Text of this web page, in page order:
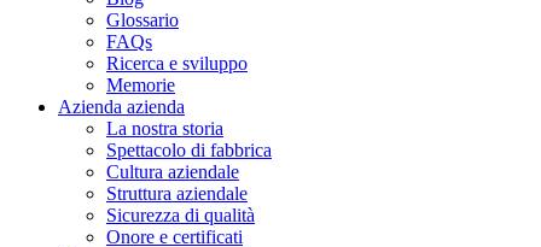
Glossario
FAQs
Ricerca e sviluppo
Memorie
Azienda azienda
La nostra storia
Spettacolo di fabbrica
Cultura aziendale
Struttura aziendale
Sicurezza di qualità
Onore e certificati